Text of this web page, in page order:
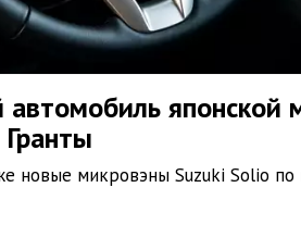
японской
новые микровэны Suzuki Solio по